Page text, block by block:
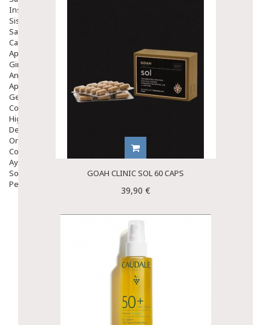
Insomnio
Sistema Nervioso
Salud Bucodental
Capilar
Apósitos
Ginecología
Anticonceptivos
Aparato Genital
Gente Mayor
Cosmética
Higiene
Dentales
Ortopedia
Complementos Nutricionales.
Ayudas
Solares
Pedido express
GOAH CLINIC SOL 60 CAPS
39,90 €